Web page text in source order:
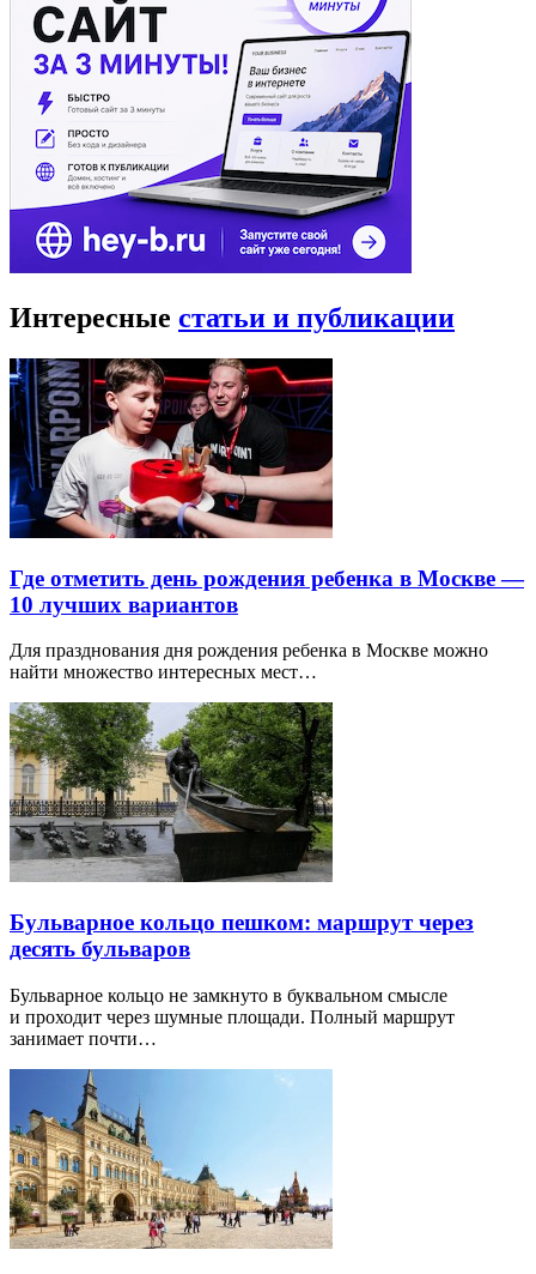
Интересные статьи и публикации
Где отметить день рождения ребенка в Москве —
10 лучших вариантов
Для празднования дня рождения ребенка в Москве можно
найти множество интересных мест…
Бульварное кольцо пешком: маршрут через
десять бульваров
Бульварное кольцо не замкнуто в буквальном смысле
и проходит через шумные площади. Полный маршрут
занимает почти…